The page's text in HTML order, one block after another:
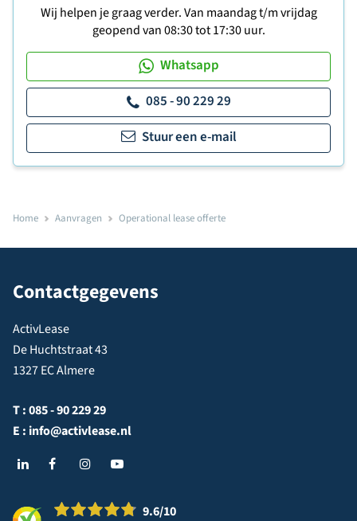
Wij helpen je graag verder. Van maandag t/m vrijdag
geopend van 08:30 tot 17:30 uur.
Whatsapp
085 - 90 229 29
Stuur een e-mail
Home Aanvragen Operational lease offerte
Contactgegevens
ActivLease
De Huchtstraat 43
1327 EC Almere
T :085 - 90 229 29
E : info@activlease.nl
9.6/10